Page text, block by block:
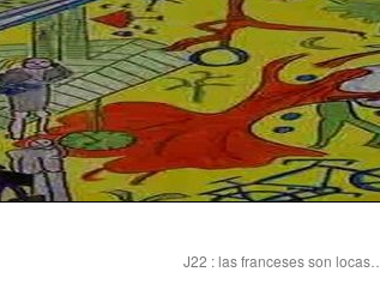
J22 : las franceses son locas…